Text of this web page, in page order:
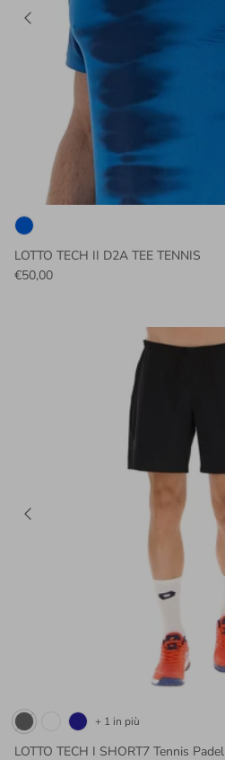
LOTTO TECH II D2A TEE TENNIS
€50,00
LOTTO TECH I SHORT7 Tennis Padel
+ 1 in più